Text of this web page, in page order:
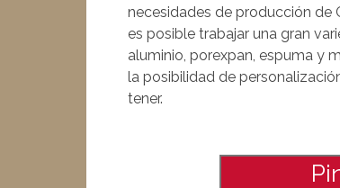
necesidades de producción de
es posible trabajar una gran
aluminio, porexpan, espuma y
la posibilidad de
tener.